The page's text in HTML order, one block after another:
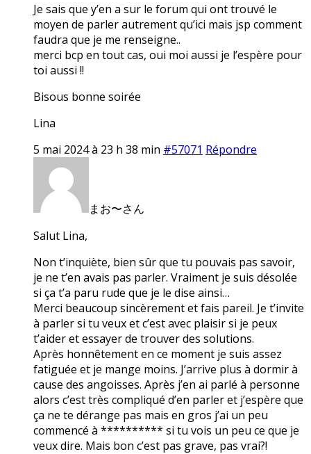
Je sais que y’en a sur le forum qui ont trouvé le
moyen de parler autrement qu’ici mais jsp comment
faudra que je me renseigne..
merci bcp en tout cas, oui moi aussi je l’espère pour
toi aussi !!
Bisous bonne soirée
Lina
5 mai 2024 à 23 h 38 min #57071 Répondre
まお〜さん
Salut Lina,
Non t’inquiète, bien sûr que tu pouvais pas savoir,
je ne t’en avais pas parler. Vraiment je suis désolée
si ça t’a paru rude que je le dise ainsi…
Merci beaucoup sincèrement et fais pareil. Je t’invite
à parler si tu veux et c’est avec plaisir si je peux
t’aider et essayer de trouver des solutions.
Après honnêtement en ce moment je suis assez
fatiguée et je mange moins. J’arrive plus à dormir à
cause des angoisses. Après j’en ai parlé à personne
alors c’est très compliqué d’en parler et j’espère que
ça ne te dérange pas mais en gros j’ai un peu
commencé à ********** si tu vois un peu ce que je
veux dire. Mais bon c’est pas grave, pas vrai?!